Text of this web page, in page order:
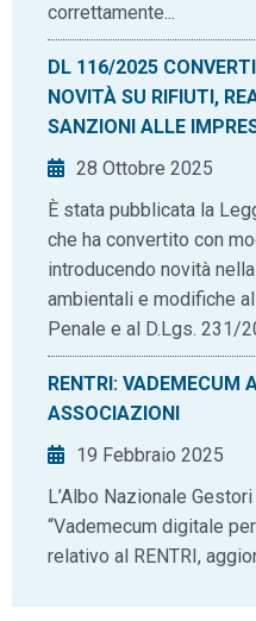
correttamente...
DL 116/2025
NOVITÀ SU RIFIUTI,
SANZIONI ALLE
28 Ottobre 2025
È stata pubblicata la
che ha convertito con
introducendo novità
ambientali e modifiche
Penale e al D.Lgs. 231/
RENTRI: VADEMECUM
ASSOCIAZIONI
19 Febbraio 2025
L’Albo Nazionale
“Vademecum digitale
relativo al RENTRI,